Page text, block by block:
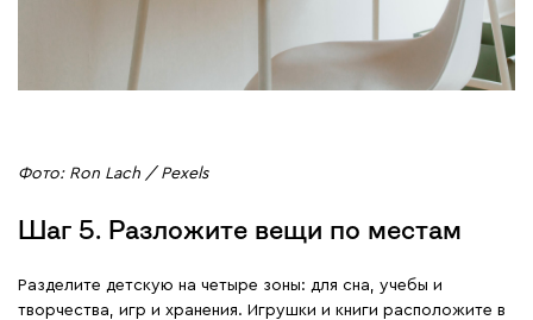
Фото: Ron Lach / Pexels
Шаг 5. Разложите вещи по местам
Разделите детскую на четыре зоны: для сна, учебы и
творчества, игр и хранения. Игрушки и книги расположите в